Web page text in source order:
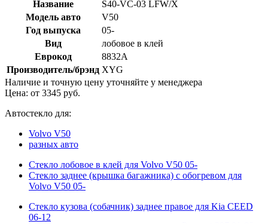
Название
S40-VC-03 LFW/X
Модель авто
V50
Год выпуска
05-
Вид
лобовое в клей
Еврокод
8832A
Производитель/брэнд XYG
Наличие и точную цену уточняйте у менеджера
Цена: от 3345 руб.
Автостекло для:
Volvo V50
разных авто
Стекло лобовое в клей для Volvo V50 05-
Стекло заднее (крышка багажника) с обогревом для
Volvo V50 05-
Стекло кузова (собачник) заднее правое для Kia CEED
06-12